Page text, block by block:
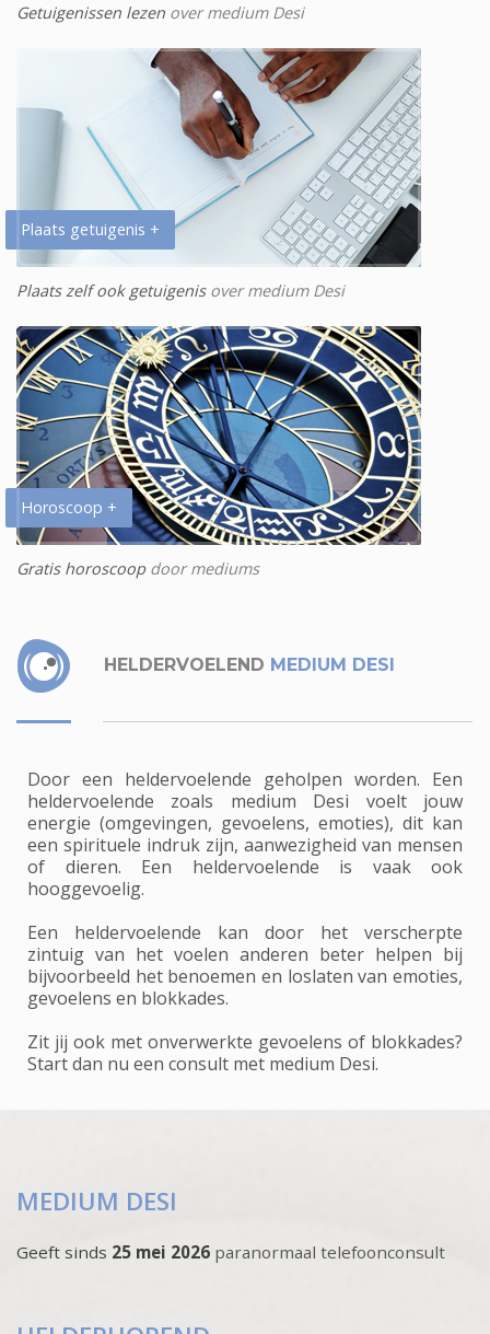
Getuigenissen lezen over medium Desi
Plaats getuigenis +
Plaats zelf ook getuigenisover medium Desi
Horoscoop +
Gratis horoscoopdoor mediums
HELDERVOELEND MEDIUM DESI
Door een heldervoelende geholpen worden. Een
heldervoelende zoals medium Desi voelt jouw
energie (omgevingen, gevoelens, emoties), dit kan
een spirituele indruk zijn, aanwezigheid van mensen
of dieren. Een heldervoelende is vaak ook
hooggevoelig.
Een heldervoelende kan door het verscherpte
zintuig van het voelen anderen beter helpen bij
bijvoorbeeld het benoemen en loslaten van emoties,
gevoelens en blokkades.
Zit jij ook met onverwerkte gevoelens of blokkades?
Start dan nu een consult met medium Desi.
MEDIUM DESI
Geeft sinds 25 mei 2026 paranormaal telefoonconsult